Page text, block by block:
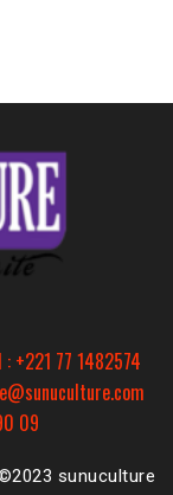
: +221 77 1482574
09
sunuculture